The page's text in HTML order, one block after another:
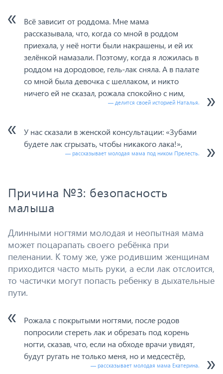
Всё зависит от роддома. Мне мама
рассказывала, что, когда со мной в роддом
приехала, у неё ногти были накрашены, и ей их
зелёнкой намазали. Поэтому, когда я ложилась в
роддом на дородовое, гель-лак сняла. А в палате
со мной была девочка с шеллаком, и никто
ничего ей не сказал, рожала спокойно с ним,
— делится своей историей Наталья.
У нас сказали в женской консультации: «Зубами
будете лак сгрызать, чтобы никакого лака!»,
— рассказывает молодая мама под ником Прелесть.
Причина №3: безопасность
малыша
Длинными ногтями молодая и неопытная мама
может поцарапать своего ребёнка при
пеленании. К тому же, уже родившим женщинам
приходится часто мыть руки, а если лак отслоится,
то частички могут попасть ребенку в дыхательные
пути.
Рожала с покрытыми ногтями, после родов
попросили стереть лак и обрезать под корень
ногти, сказав, что, если на обходе врачи увидят,
будут ругать не только меня, но и медсестёр,
— рассказывает молодая мама Екатерина.